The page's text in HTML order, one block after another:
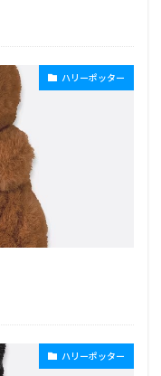
ハリーポッター
ハリーポッター